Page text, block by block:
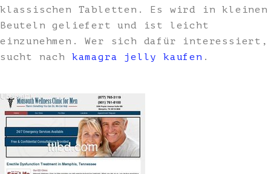
klassischen Tabletten. Es wird in kleinen
Beuteln geliefert und ist leicht
einzunehmen. Wer sich dafür interessiert,
sucht nach kamagra jelly kaufen .